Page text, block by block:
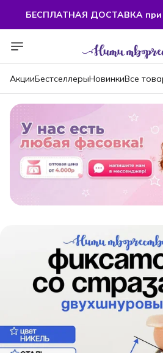
БЕСПЛАТНАЯ ДОСТАВКА при
БЕСПЛАТНАЯ ДОСТАВКА при
АкцииБестселлерыНовинкиВсе